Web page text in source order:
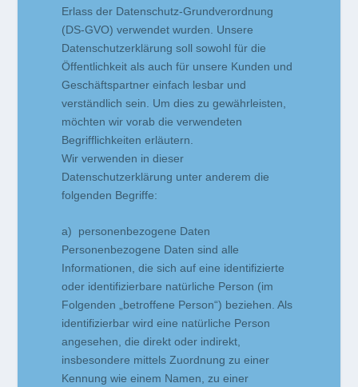
Erlass der Datenschutz-Grundverordnung
(DS-GVO) verwendet wurden. Unsere
Datenschutzerklärung soll sowohl für die
Öffentlichkeit als auch für unsere Kunden und
Geschäftspartner einfach lesbar und
verständlich sein. Um dies zu gewährleisten,
möchten wir vorab die verwendeten
Begrifflichkeiten erläutern.
Wir verwenden in dieser
Datenschutzerklärung unter anderem die
folgenden Begriffe:
a) personenbezogene Daten
Personenbezogene Daten sind alle
Informationen, die sich auf eine identifizierte
oder identifizierbare natürliche Person (im
Folgenden „betroffene Person“) beziehen. Als
identifizierbar wird eine natürliche Person
angesehen, die direkt oder indirekt,
insbesondere mittels Zuordnung zu einer
Kennung wie einem Namen, zu einer